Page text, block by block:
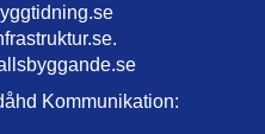
Kommunikation: